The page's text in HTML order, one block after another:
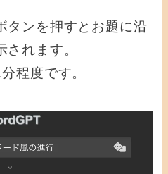
タンを押すとお題に沿
れます。
程度です。